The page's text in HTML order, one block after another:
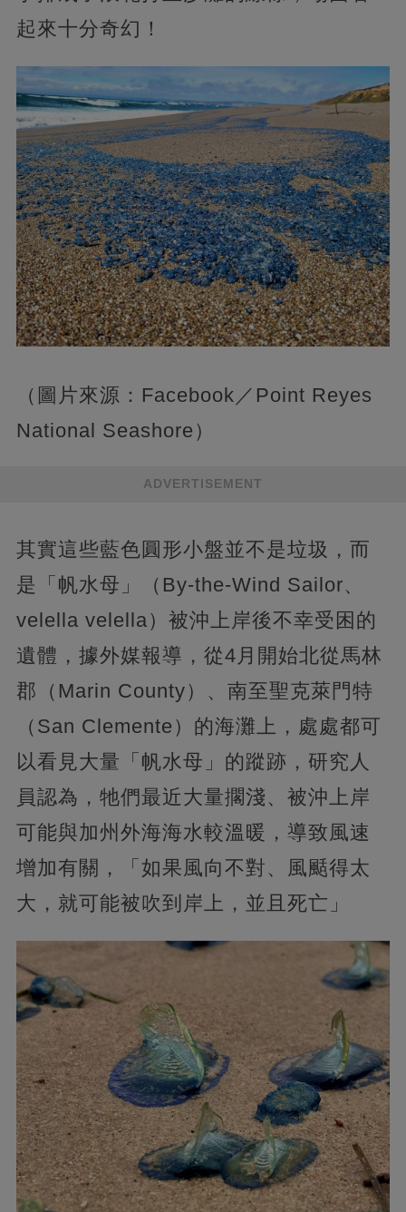
起來十分奇幻！
（圖片來源：Facebook／Point Reyes
National Seashore）
ADVERTISEMENT
其實這些藍色圓形小盤並不是垃圾，而
是「帆水母」（By-the-Wind Sailor、
velella velella）被沖上岸後不幸受困的
遺體，據外媒報導，從4月開始北從馬林
郡（Marin County）、南至聖克萊門特
（San Clemente）的海灘上，處處都可
以看見大量「帆水母」的蹤跡，研究人
員認為，牠們最近大量擱淺、被沖上岸
可能與加州外海海水較溫暖，導致風速
增加有關，「如果風向不對、風颳得太
大，就可能被吹到岸上，並且死亡」